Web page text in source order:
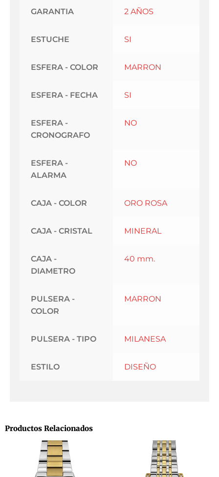
GARANTIA 2 AÑOS
ESTUCHE SI
ESFERA - COLOR MARRON
ESFERA - FECHA SI
ESFERA -
CRONOGRAFO
NO
ESFERA -
ALARMA
NO
CAJA - COLOR ORO ROSA
CAJA - CRISTAL MINERAL
CAJA -
DIAMETRO
40 mm.
PULSERA -
COLOR
MARRON
PULSERA - TIPO MILANESA
ESTILO DISEÑO
Productos Relacionados